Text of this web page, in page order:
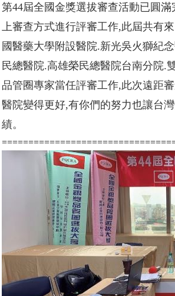
第44屆全國金獎選拔審查活動已圓
上審查方式進行評審工作,此屆共有
國醫藥大學附設醫院.新光吳火獅紀
民總醫院.高雄榮民總醫院台南分院.
品管圈專家當任評審工作,此次遠距
醫院變得更好,有你們的努力也讓台
績。